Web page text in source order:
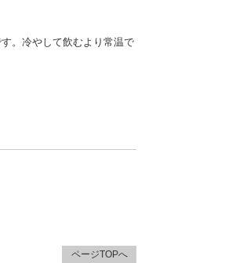
。冷やして飲むより常温で
ページTOPへ